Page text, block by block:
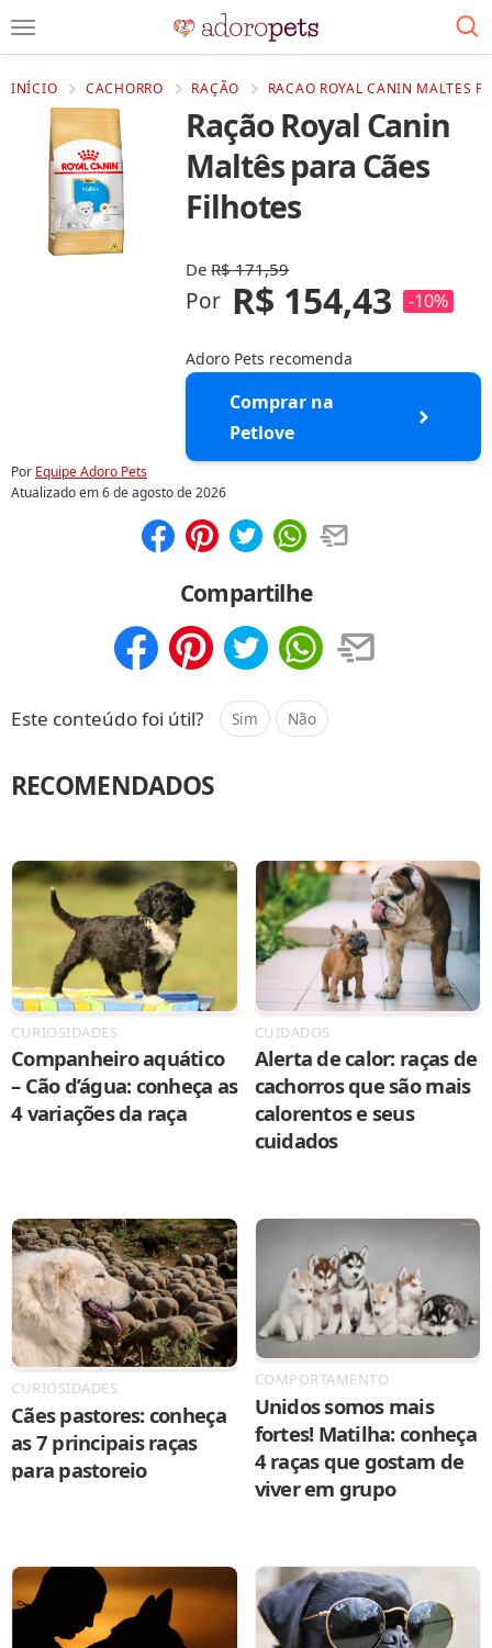
INÍCIO CACHORRO RAÇÃO RACAO ROYAL CANIN MALTES
Ração Royal Canin
Maltês para Cães
Filhotes
DeR$ 171,59
Por R$ 154,43 -10%
Adoro Pets recomenda
Comprar na
Petlove
Por Equipe Adoro Pets
Atualizado em6 de agosto de 2026
Compartilhe
Este conteúdo foi útil? Sim Não
RECOMENDADOS
CURIOSIDADES
Companheiro aquático
– Cão d’água: conheça as
4 variações da raça
CUIDADOS
Alerta de calor: raças de
cachorros que são mais
calorentos e seus
cuidados
CURIOSIDADES
Cães pastores: conheça
as 7 principais raças
para pastoreio
COMPORTAMENTO
Unidos somos mais
fortes! Matilha: conheça
4 raças que gostam de
viver em grupo